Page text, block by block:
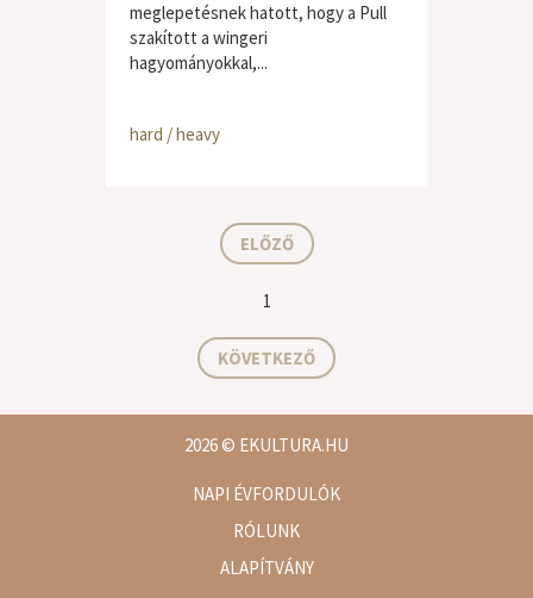
meglepetésnek hatott, hogy a Pull
szakított a wingeri
hagyományokkal,...
hard / heavy
ELŐZŐ
1
KÖVETKEZŐ
2026© EKULTURA.HU
NAPI ÉVFORDULÓK
RÓLUNK
ALAPÍTVÁNY